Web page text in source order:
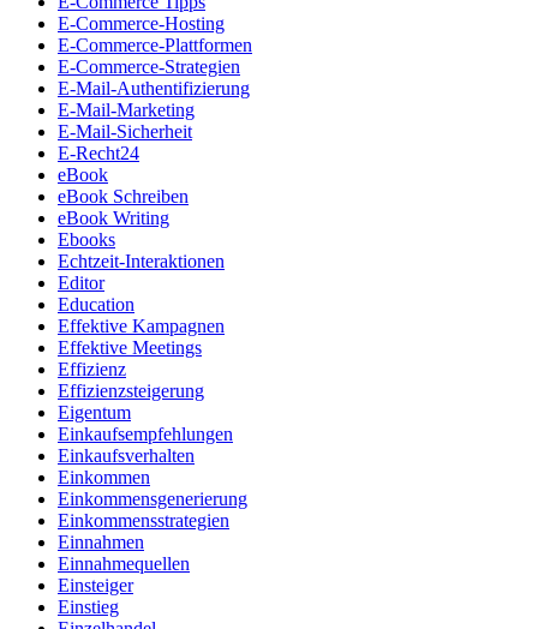
E-Commerce-Hosting
E-Commerce-Plattformen
E-Commerce-Strategien
E-Mail-Authentifizierung
E-Mail-Marketing
E-Mail-Sicherheit
E-Recht24
eBook
eBook Schreiben
eBook Writing
Ebooks
Echtzeit-Interaktionen
Editor
Education
Effektive Kampagnen
Effektive Meetings
Effizienz
Effizienzsteigerung
Eigentum
Einkaufsempfehlungen
Einkaufsverhalten
Einkommen
Einkommensgenerierung
Einkommensstrategien
Einnahmen
Einnahmequellen
Einsteiger
Einstieg